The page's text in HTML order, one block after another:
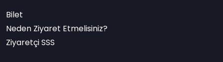
Bilet
Neden Ziyaret Etmelisiniz?
Ziyaretçi SSS